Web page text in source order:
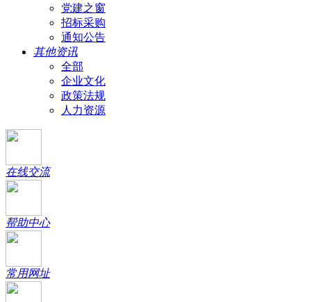
党建之窗
招标采购
通知公告
其他资讯
全部
企业文化
政策法规
人力资源
在线交流
帮助中心
常用网址